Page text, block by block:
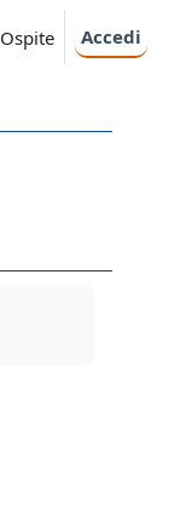
Ospite Accedi